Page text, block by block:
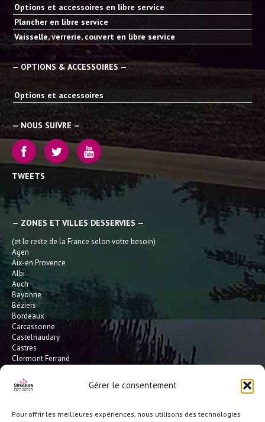
Gérer le consentement
Pour offrir les meilleures expériences, nous utilisons des technologies
Options et accessoires en libre service
Plancher en libre service
Vaisselle, verrerie, couvert en libre service
— OPTIONS & ACCESSOIRES —
Options et accessoires
— NOUS SUIVRE —
TWEETS
— ZONES ET VILLES DESSERVIES —
(et le reste de la France selon votre besoin)
Agen
Aix-en Provence
Albi
Auch
Bayonne
Béziers
Bordeaux
Carcassonne
Castelnaudary
Castres
Clermont Ferrand
Gaillac
Hossegor
Limoges